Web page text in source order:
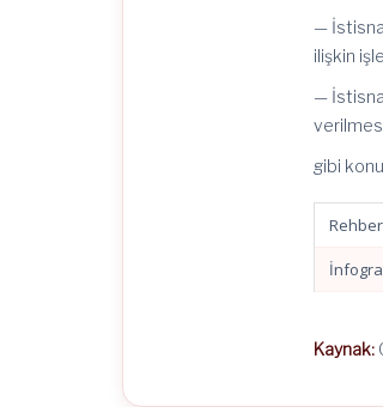
—
ilişkin
—
gibi
Kaynak: